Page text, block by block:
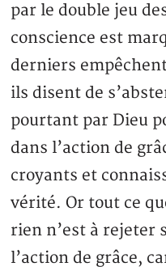
par le double jeu
conscience est
derniers
ils disent de
pourtant par Dieu
dans l’action de
croyants et
vérité. Or tout ce
rien n’est à rejeter
l’action de grâce,